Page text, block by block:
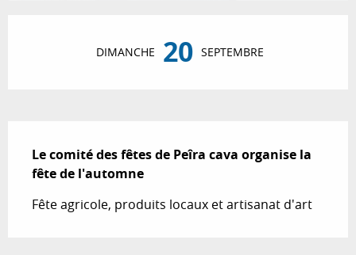
DIMANCHE 20 SEPTEMBRE
Le comité des fêtes de Peîra cava organise la
fête de l'automne
Fête agricole, produits locaux et artisanat d'art